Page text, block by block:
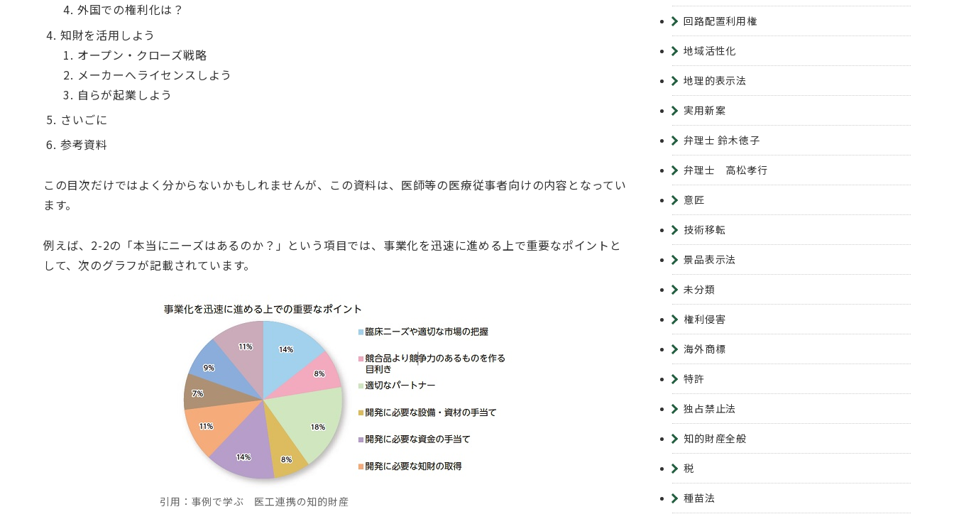
外国での権利化は？
知財を活用しよう
オープン・クローズ戦略
メーカーへライセンスしよう
自らが起業しよう
さいごに
参考資料
この目次だけではよく分からないかもしれませんが、この資料は、医師等の医療従事者向けの内容となってい
ます。
例えば、2-2の「本当にニーズはあるのか？」という項目では、事業化を迅速に進める上で重要なポイントと
して、次のグラフが記載されています。
引用：事例で学ぶ 医工連携の知的財産
回路配置利用権
地域活性化
地理的表示法
実用新案
弁理士 鈴木徳子
弁理士 高松孝行
意匠
技術移転
景品表示法
未分類
権利侵害
海外商標
特許
独占禁止法
知的財産全般
税
種苗法